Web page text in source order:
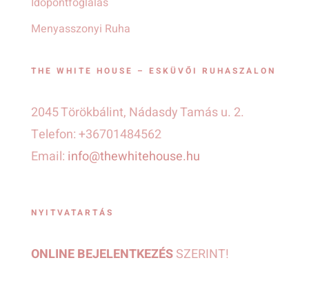
Menyasszonyi Ruha
THE WHITE HOUSE – ESKÜVŐI RUHASZALON
2045 Törökbálint, Nádasdy Tamás u. 2.
Telefon: +36701484562
Email: info@thewhitehouse.hu
NYITVATARTÁS
ONLINE BEJELENTKEZÉSSZERINT!